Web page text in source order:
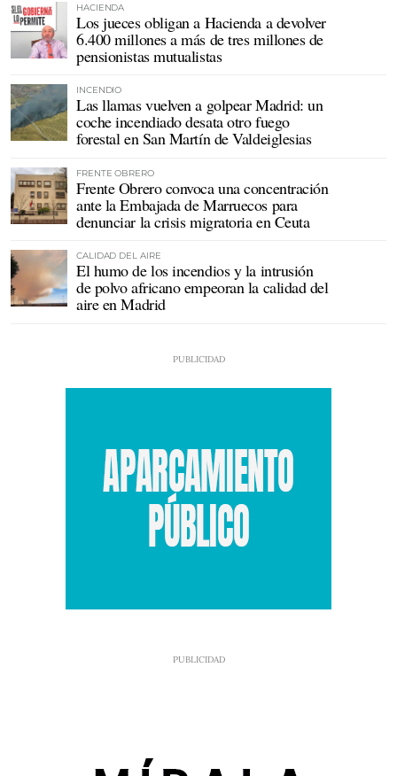
HACIENDA
Los jueces obligan a Hacienda a devolver
6.400 millones a más de tres millones de
pensionistas mutualistas
INCENDIO
Las llamas vuelven a golpear Madrid: un
coche incendiado desata otro fuego
forestal en San Martín de Valdeiglesias
FRENTE OBRERO
Frente Obrero convoca una concentración
ante la Embajada de Marruecos para
denunciar la crisis migratoria en Ceuta
CALIDAD DEL AIRE
El humo de los incendios y la intrusión
de polvo africano empeoran la calidad del
aire en Madrid